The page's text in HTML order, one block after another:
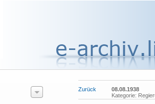
Zurück
08.08.1938
Kategorie: